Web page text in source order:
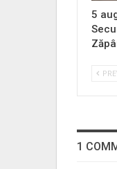
5
1